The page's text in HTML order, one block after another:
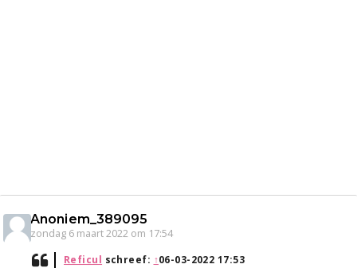
Anoniem_389095
zondag 6 maart 2022 om 17:54
Reficul schreef: ↑06-03-2022 17:53